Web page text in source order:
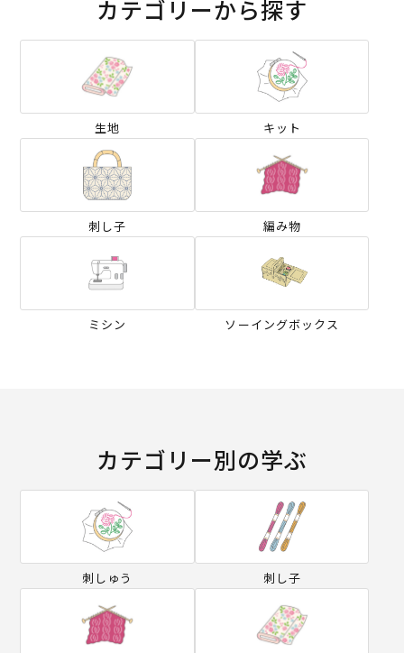
カテゴリーから探す
生地 キット
刺し子 編み物
ミシン ソーイングボックス
カテゴリー別の学ぶ
刺しゅう 刺し子